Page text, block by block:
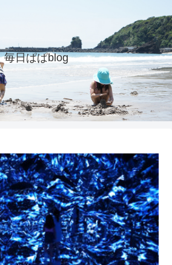
毎日ぱぱblog